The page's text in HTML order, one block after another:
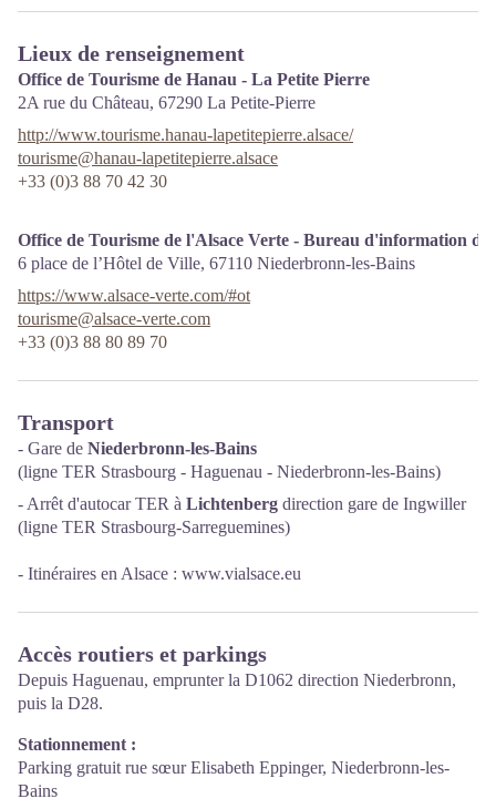
Lieux de renseignement
Office de Tourisme de Hanau - La Petite Pierre
2A rue du Château, 67290 La Petite-Pierre
http://www.tourisme.hanau-lapetitepierre.alsace/
tourisme@hanau-lapetitepierre.alsace
+33 (0)3 88 70 42 30
Office de Tourisme de l'Alsace Verte - Bureau d'information
6 place de l’Hôtel de Ville, 67110 Niederbronn-les-Bains
https://www.alsace-verte.com/#ot
tourisme@alsace-verte.com
+33 (0)3 88 80 89 70
Transport
- Gare de Niederbronn-les-Bains
(ligne TER Strasbourg - Haguenau - Niederbronn-les-Bains)
- Arrêt d'autocar TER à Lichtenberg direction gare de Ingwiller
(ligne TER Strasbourg-Sarreguemines)
- Itinéraires en Alsace : www.vialsace.eu
Accès routiers et parkings
Depuis Haguenau, emprunter la D1062 direction Niederbronn,
puis la D28.
Stationnement :
Parking gratuit rue sœur Elisabeth Eppinger, Niederbronn-les-
Bains